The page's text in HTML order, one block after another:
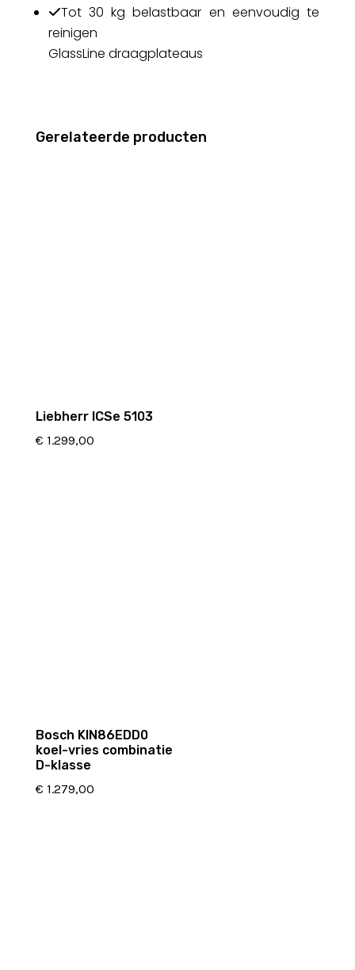
Tot 30 kg belastbaar en eenvoudig te
reinigen
GlassLine draagplateaus
Gerelateerde producten
Liebherr ICSe 5103
€ 1.299,00
Bosch KIN86EDD0
koel-vries combinatie
D-klasse
€ 1.279,00